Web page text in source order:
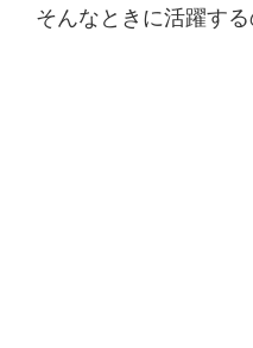
そんなときに活躍す